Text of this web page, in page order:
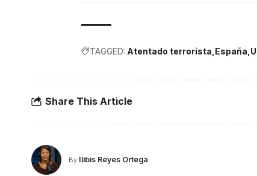
TAGGED: Atentado terrorista España
Share This Article
By Ilibis Reyes Ortega